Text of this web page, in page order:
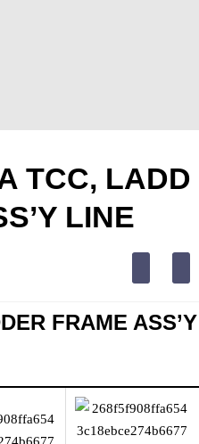
TCC, LADD
LINE
FRAME ASS’Y